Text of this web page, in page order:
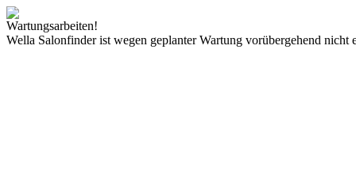
Wartungsarbeiten!
Wella Salonfinder ist wegen geplanter Wartung vorübergehend